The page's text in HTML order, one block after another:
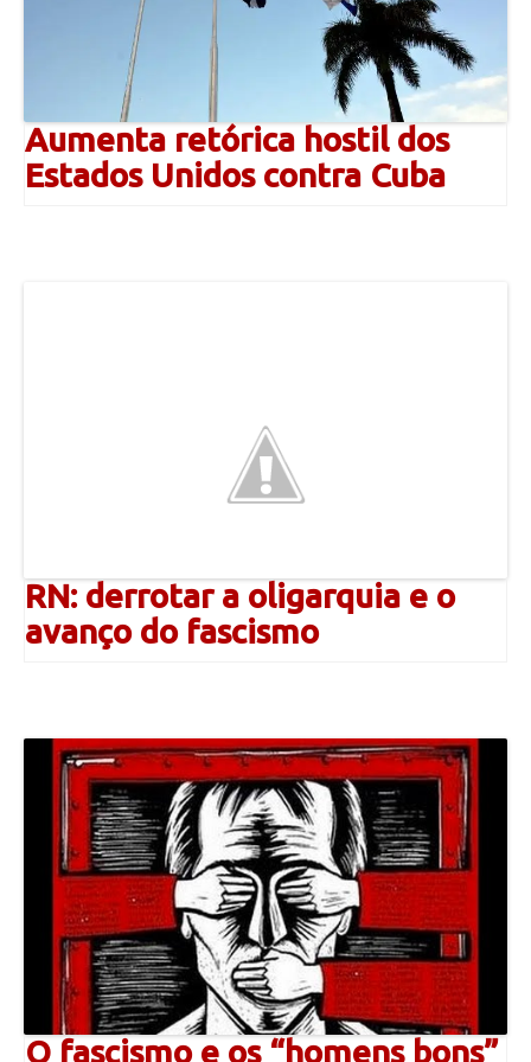
Aumenta retórica hostil dos
Estados Unidos contra Cuba
RN: derrotar a oligarquia e o
avanço do fascismo
O fascismo e os “homens bons”